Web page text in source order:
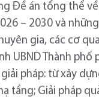
Đề án tổng thể
– 2030 và
gia, các cơ
UBND Thành phố
pháp: từ xây
tầng; Giải pháp